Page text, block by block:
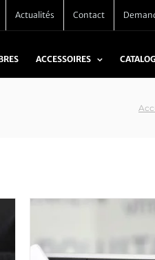
Actualités Contact
ACCESSOIRES